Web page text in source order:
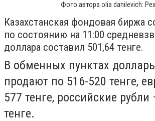
Фото автора olia danilevich:
Казахстанская фондовая биржа
по состоянию на 11:00
доллара составил 501,64 тенге.
В обменных пунктах
продают по 516-520 тенге,
577 тенге, российские рубли
тенге.